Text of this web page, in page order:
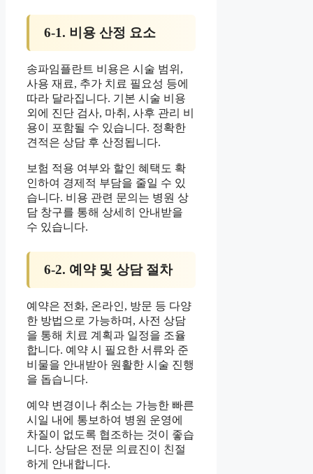
6-1. 비용 산정 요소
송파임플란트 비용은 시술 범위,
사용 재료, 추가 치료 필요성 등에
따라 달라집니다. 기본 시술 비용
외에 진단 검사, 마취, 사후 관리 비
용이 포함될 수 있습니다. 정확한
견적은 상담 후 산정됩니다.
보험 적용 여부와 할인 혜택도 확
인하여 경제적 부담을 줄일 수 있
습니다. 비용 관련 문의는 병원 상
담 창구를 통해 상세히 안내받을
수 있습니다.
6-2. 예약 및 상담 절차
예약은 전화, 온라인, 방문 등 다양
한 방법으로 가능하며, 사전 상담
을 통해 치료 계획과 일정을 조율
합니다. 예약 시 필요한 서류와 준
비물을 안내받아 원활한 시술 진행
을 돕습니다.
예약 변경이나 취소는 가능한 빠른
시일 내에 통보하여 병원 운영에
차질이 없도록 협조하는 것이 좋습
니다. 상담은 전문 의료진이 친절
하게 안내합니다.